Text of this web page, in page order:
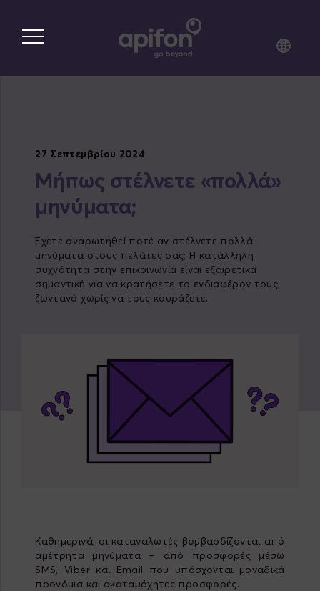
main
27 Σεπτεμβρίου 2024
Μήπως στέλνετε «πολλά»
μηνύματα;
Έχετε αναρωτηθεί ποτέ αν στέλνετε πολλά
μηνύματα στους πελάτες σας; Η κατάλληλη
συχνότητα στην επικοινωνία είναι εξαιρετικά
σημαντική για να κρατήσετε το ενδιαφέρον τους
ζωντανό χωρίς να τους κουράζετε.
Καθημερινά, οι καταναλωτές βομβαρδίζονται από
αμέτρητα μηνύματα – από προσφορές μέσω
SMS, Viber και Email που υπόσχονται μοναδικά
προνόμια και ακαταμάχητες προσφορές.